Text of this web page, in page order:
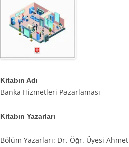
Kitabın Adı
Banka Hizmetleri Pazarlaması
Kitabın Yazarları
Bölüm Yazarları: Dr. Öğr. Üyesi